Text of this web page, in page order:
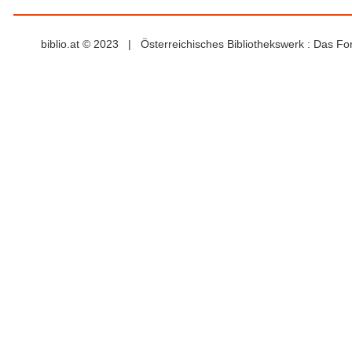
biblio.at © 2023 | Österreichisches Bibliothekswerk : Das